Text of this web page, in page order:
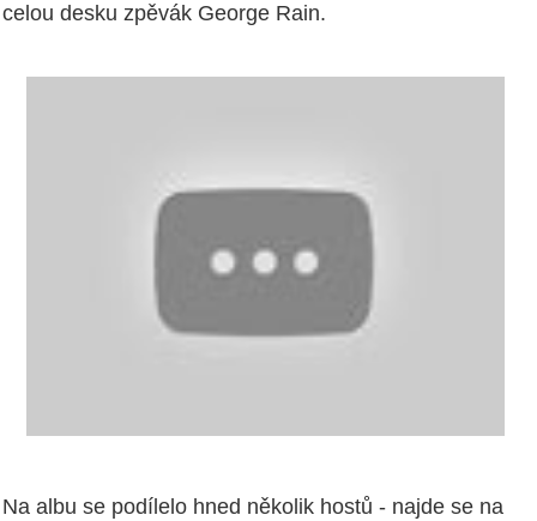
celou desku zpěvák George Rain.
Na albu se podílelo hned několik hostů - najde se na